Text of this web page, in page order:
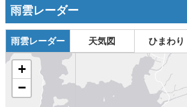
雨雲レーダー
雨雲レーダー 天気図 ひまわり
+
−